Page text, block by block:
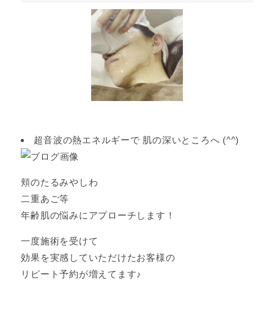
超音波の熱エネルギーで 肌の深いところへ (^^)
頬のたるみやしわ
二重あご等
年齢肌の悩みにアプローチします！
一度施術を受けて
効果を実感していただけたお客様の
リピート予約が増えてます♪